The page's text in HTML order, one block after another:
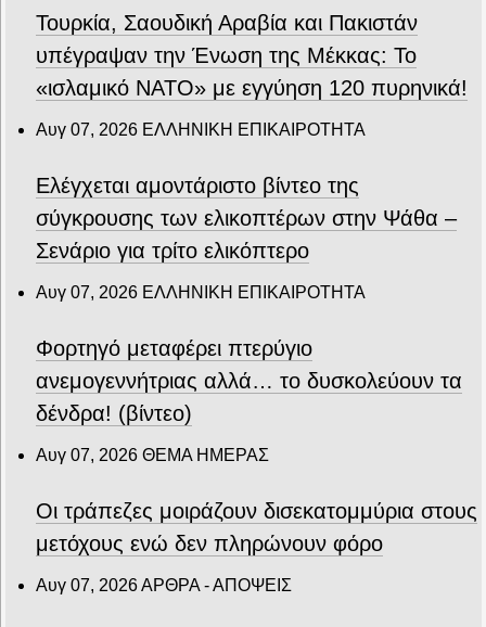
Τουρκία, Σαουδική Αραβία και Πακιστάν
υπέγραψαν την Ένωση της Μέκκας: Το
«ισλαμικό ΝΑΤΟ» με εγγύηση 120 πυρηνικά!
Αυγ 07, 2026 ΕΛΛΗΝΙΚΗ ΕΠΙΚΑΙΡΟΤΗΤΑ
Ελέγχεται αμοντάριστο βίντεο της
σύγκρουσης των ελικοπτέρων στην Ψάθα –
Σενάριο για τρίτο ελικόπτερο
Αυγ 07, 2026 ΕΛΛΗΝΙΚΗ ΕΠΙΚΑΙΡΟΤΗΤΑ
Φορτηγό μεταφέρει πτερύγιο
ανεμογεννήτριας αλλά… το δυσκολεύουν τα
δένδρα! (βίντεο)
Αυγ 07, 2026 ΘΕΜΑ ΗΜΕΡΑΣ
Οι τράπεζες μοιράζουν δισεκατομμύρια στους
μετόχους ενώ δεν πληρώνουν φόρο
Αυγ 07, 2026ΑΡΘΡΑ - ΑΠΟΨΕΙΣ